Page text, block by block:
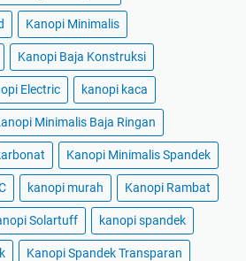
Kanopi Minimalis
Kanopi Baja Konstruksi
Electric kanopi kaca
Minimalis Baja Ringan
Kanopi Minimalis Spandek
kanopi murah Kanopi Rambat
Solartuff kanopi spandek
Kanopi Spandek Transparan